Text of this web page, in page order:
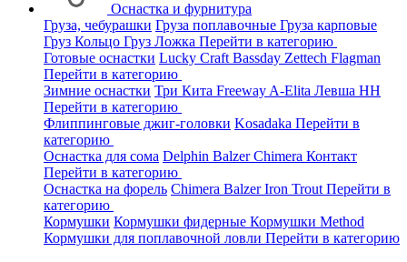
Оснастка и фурнитура
Груза, чебурашки Груза поплавочные Груза карповые
Груз Кольцо Груз Ложка Перейти в категорию
Готовые оснастки Lucky Craft Bassday Zettech Flagman
Перейти в категорию
Зимние оснастки Три Кита Freeway A-Elita Левша НН
Перейти в категорию
Флиппинговые джиг-головки Kosadaka Перейти в
категорию
Оснастка для сома Delphin BalzerChimera Контакт
Перейти в категорию
Оснастка на форель Chimera BalzerIron Trout Перейти в
категорию
Кормушки Кормушки фидерные Кормушки Method
Кормушки для поплавочной ловли Перейти в категорию